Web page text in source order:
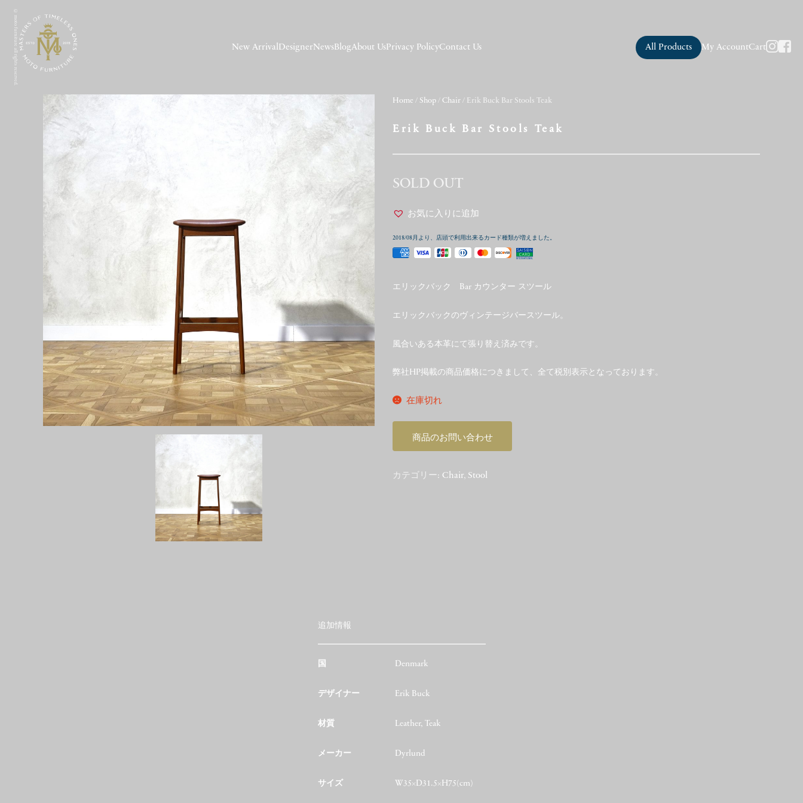
© moto furniture all rights reserved. New Arrival DesignerNewsBlogAbout UsPrivacy PolicyContact Us All Products My AccountCart
Home / Shop / Chair / Erik Buck Bar Stools Teak
Erik Buck Bar Stools Teak
SOLD OUT
お気に入りに追加
2018/08月より、店頭で利用出来るカード種類が増えました。
エリックバック Bar カウンター スツール
エリックバックのヴィンテージバースツール。
風合いある本革にて張り替え済みです。
弊社HP掲載の商品価格につきまして、全て税別表示となっております。
在庫切れ
商品のお問い合わせ
カテゴリー: Chair, Stool
追加情報
国 Denmark
デザイナー Erik Buck
材質 Leather, Teak
メーカー Dyrlund
サイズ W35×D31.5×H75(cm)